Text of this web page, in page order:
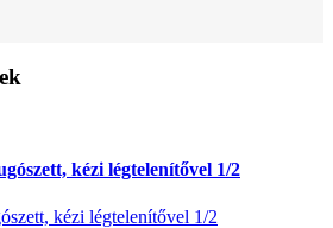
kézi légtelenítővel 1/2
kézi légtelenítővel 1/2